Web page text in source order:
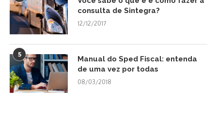
consulta de Sintegra?
12/12/2017
5
Manual do Sped Fiscal: entenda
de uma vez por todas
08/03/2018